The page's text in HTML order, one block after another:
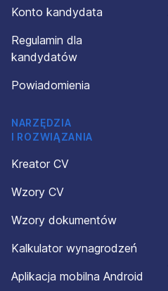
Konto kandydata
Regulamin dla
kandydatów
Powiadomienia
NARZĘDZIA
I ROZWIĄZANIA
Kreator CV
Wzory CV
Wzory dokumentów
Kalkulator wynagrodzeń
Aplikacja mobilna Android